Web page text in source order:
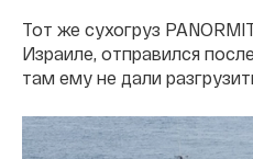
Тот же сухогруз
Израиле, отправился
там ему не дали